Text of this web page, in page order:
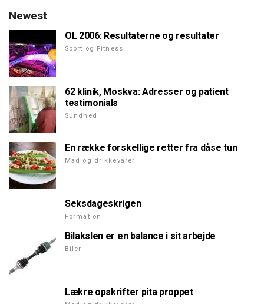
Newest
OL 2006: Resultaterne og resultater
Sport og Fitness
62 klinik, Moskva: Adresser og patient
testimonials
Sundhed
En række forskellige retter fra dåse tun
Mad og drikkevarer
Seksdageskrigen
Formation
Bilakslen er en balance i sit arbejde
Biler
Lækre opskrifter pita proppet